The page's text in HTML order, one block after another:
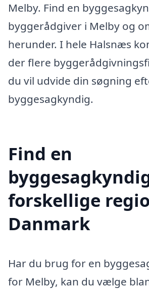
Melby. Find en
byggerådgiver i Melby og
herunder. I hele Halsnæs
der flere
du vil udvide din søgning
byggesagkyndig.
Find en
forskellige
Danmark
Har du brug for en
for Melby, kan du vælge